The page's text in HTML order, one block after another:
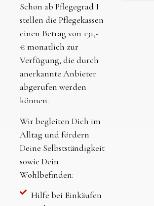
Schon ab Pflegegrad I
stellen die Pflegekassen
einen Betrag von 131,-
€ monatlich zur
Verfügung, die durch
anerkannte Anbieter
abgerufen werden
können.
Wir begleiten Dich im
Alltag und fördern
Deine Selbstständigkeit
sowie Dein
Wohlbefinden:
Hilfe bei Einkäufen